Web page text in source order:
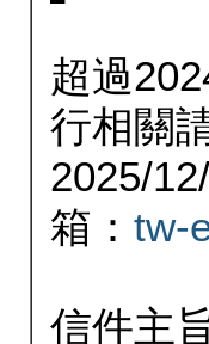
超過
行相關
2025/
箱： tw-
信件主